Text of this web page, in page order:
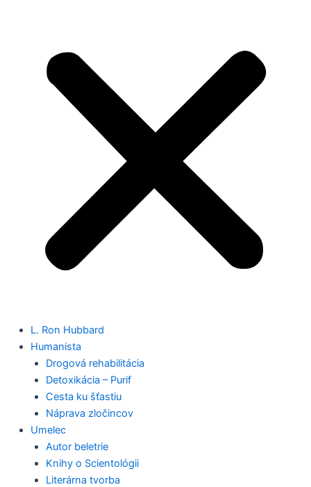
L. Ron Hubbard
Humanista
Drogová rehabilitácia
Detoxikácia – Purif
Cesta ku šťastiu
Náprava zločincov
Umelec
Autor beletrie
Knihy o Scientológii
Literárna tvorba